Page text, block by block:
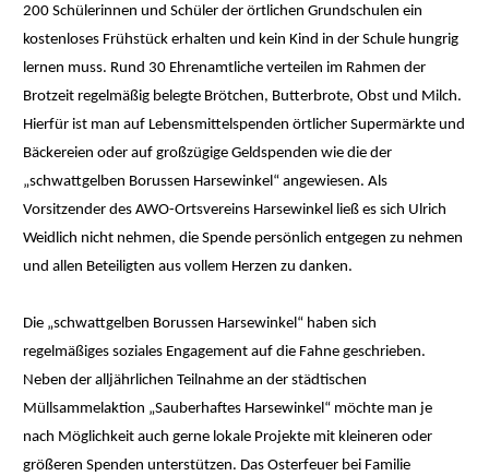
200 Schülerinnen und Schüler der örtlichen Grundschulen ein
kostenloses Frühstück erhalten und kein Kind in der Schule hungrig
lernen muss. Rund 30 Ehrenamtliche verteilen im Rahmen der
Brotzeit regelmäßig belegte Brötchen, Butterbrote, Obst und Milch.
Hierfür ist man auf Lebensmittelspenden örtlicher Supermärkte und
Bäckereien oder auf großzügige Geldspenden wie die der
„schwattgelben Borussen Harsewinkel“ angewiesen. Als
Vorsitzender des AWO-Ortsvereins Harsewinkel ließ es sich Ulrich
Weidlich nicht nehmen, die Spende persönlich entgegen zu nehmen
und allen Beteiligten aus vollem Herzen zu danken.
Die „schwattgelben Borussen Harsewinkel“ haben sich
regelmäßiges soziales Engagement auf die Fahne geschrieben.
Neben der alljährlichen Teilnahme an der städtischen
Müllsammelaktion „Sauberhaftes Harsewinkel“ möchte man je
nach Möglichkeit auch gerne lokale Projekte mit kleineren oder
größeren Spenden unterstützen. Das Osterfeuer bei Familie